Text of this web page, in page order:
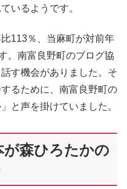
いるようです。
113％、当麻町が対前年
。南富良野町のブログ協
す機会がありました。そ
るために、南富良野町の
と声を掛けていました。
が森ひろたかの